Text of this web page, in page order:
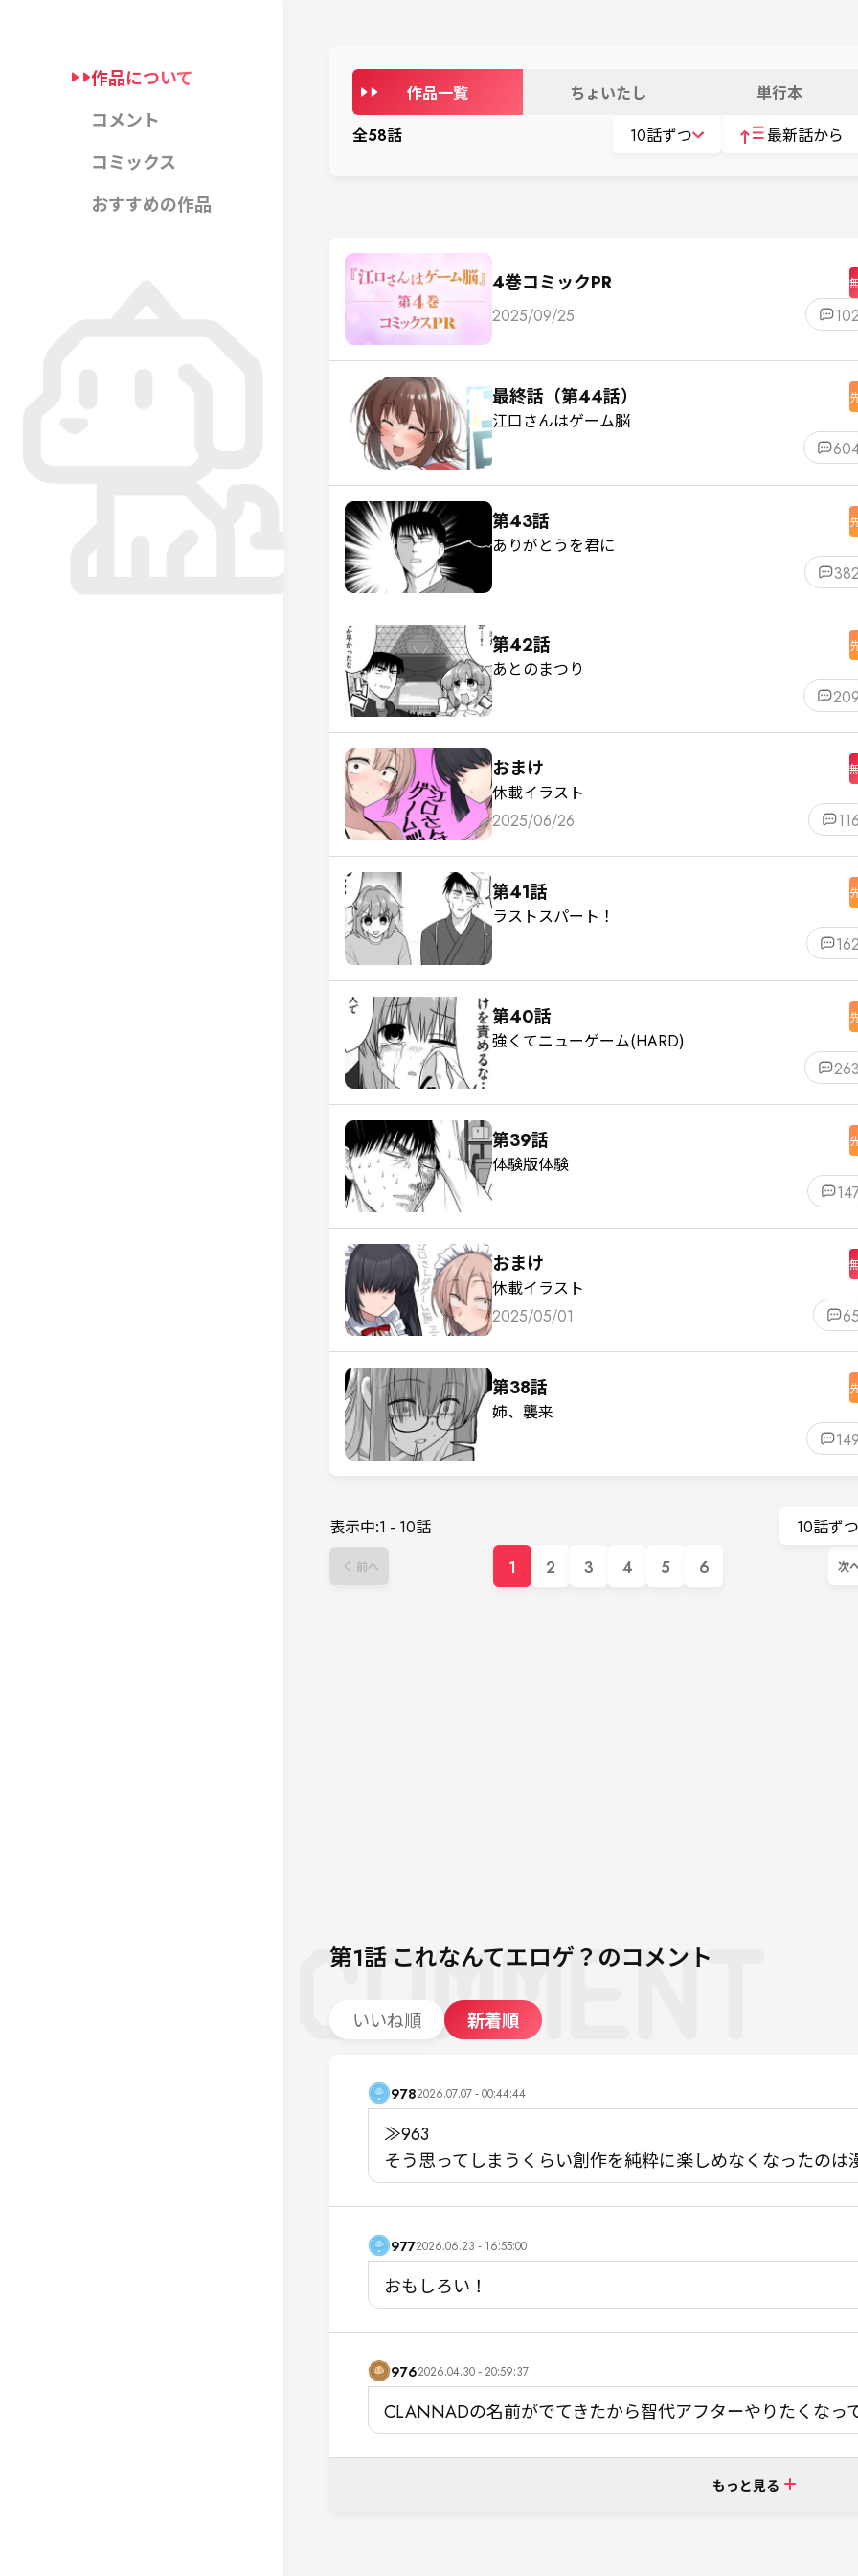
作品について
コメント
コミックス
おすすめの作品
作品一覧 ちょいたし
単行本
全58話 10話ずつ 最新話から
4巻コミックPR
2025/09/25 102
最終話（第44話）
江口さんはゲーム脳
第43話
ありがとうを君に
382
第42話
あとのまつり
209
おまけ
休載イラスト
2025/06/26 116
第41話
ラストスパート！
162
第40話
強くてニューゲーム(HARD)
263
第39話
体験版体験
おまけ
休載イラスト
2025/05/01 65
第38話
姉、襲来
149
表示中:1 - 10話 10話ず
前へ 1 2 3 4 5 6 次
第1話 これなんてエロゲ？ のコメント
いいね順 新着順
9782026.07.07 - 00:44:44
≫963
そう思ってしまうくらい創作を純粋に楽しめなくなったのは
9772026.06.23 - 16:55:00
おもしろい！
9762026.04.30 - 20:59:37
CLANNADの名前がでてきたから智代アフターやりたくなっ
もっと見る